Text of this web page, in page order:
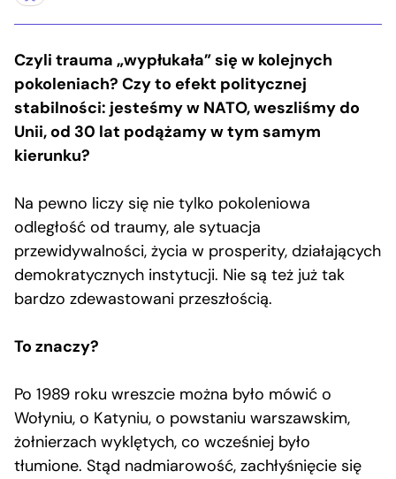
Czyli trauma „wypłukała” się w kolejnych
pokoleniach? Czy to efekt politycznej
stabilności: jesteśmy w NATO, weszliśmy do
Unii, od 30 lat podążamy w tym samym
kierunku?
Na pewno liczy się nie tylko pokoleniowa
odległość od traumy, ale sytuacja
przewidywalności, życia w prosperity, działających
demokratycznych instytucji. Nie są też już tak
bardzo zdewastowani przeszłością.
To znaczy?
Po 1989 roku wreszcie można było mówić o
Wołyniu, o Katyniu, o powstaniu warszawskim,
żołnierzach wyklętych, co wcześniej było
tłumione. Stąd nadmiarowość, zachłyśnięcie się